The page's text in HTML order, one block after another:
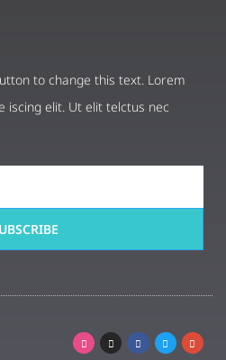
to change this text. Lorem
iscing elit. Ut elit telctus nec